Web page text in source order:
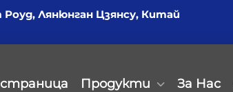
Лянюнган Цзянсу, Китай
Продукти За Нас